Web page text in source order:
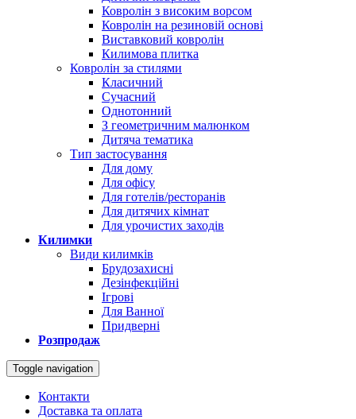
Ковролін з високим ворсом
Ковролін на резиновій основі
Виставковий ковролін
Килимова плитка
Ковролін за стилями
Класичний
Сучасний
Однотонний
З геометричним малюнком
Дитяча тематика
Тип застосування
Для дому
Для офісу
Для готелів/ресторанів
Для дитячих кімнат
Для урочистих заходів
Килимки
Види килимків
Брудозахисні
Дезінфекційні
Ігрові
Для Ванної
Придверні
Розпродаж
Toggle navigation
Контакти
Доставка та оплата